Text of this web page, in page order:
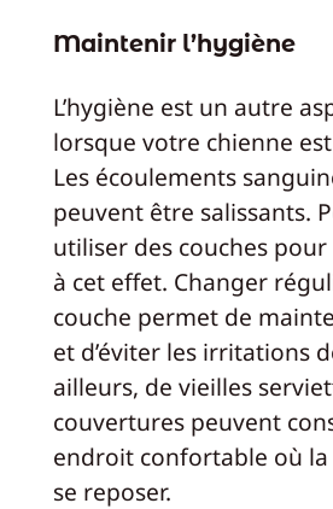
Maintenir l’hygiène
L’hygiène est un autre
lorsque votre chienne
Les écoulements
peuvent être salissants.
utiliser des couches
à cet effet. Changer
couche permet de
et d’éviter les irritations
ailleurs, de vieilles
couvertures peuvent
endroit confortable où
se reposer.